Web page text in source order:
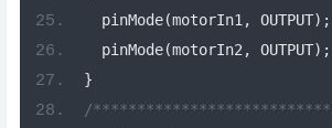
  pinMode
(motorIn1 , OUTPUT);
  pinMode
(motorIn2 , OUTPUT);
}
/